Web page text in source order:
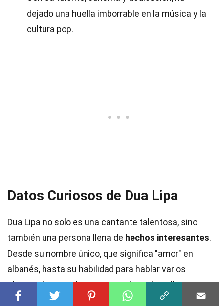
dejado una huella imborrable en la música y la
cultura pop.
Datos Curiosos de Dua Lipa
Dua Lipa no solo es una cantante talentosa, sino
también una persona llena de hechos interesantes.
Desde su nombre único, que significa "amor" en
albanés, hasta su habilidad para hablar varios
idiomas, hay mucho que aprender sobre ella. Su
carrera despegó rápidamente gracias a su trabajo